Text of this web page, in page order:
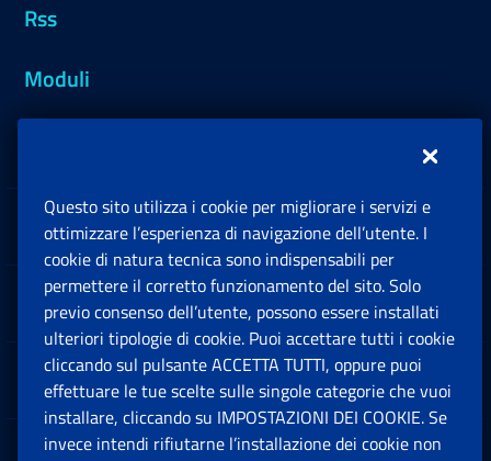
Rss
Moduli
Sedi e Contatti
Software
Note Legali
Questo sito utilizza i cookie per migliorare i servizi e
ottimizzare l’esperienza di navigazione dell’utente. I
cookie di natura tecnica sono indispensabili per
permettere il corretto funzionamento del sito. Solo
previo consenso dell’utente, possono essere installati
ulteriori tipologie di cookie. Puoi accettare tutti i cookie
cliccando sul pulsante ACCETTA TUTTI, oppure puoi
effettuare le tue scelte sulle singole categorie che vuoi
installare, cliccando su IMPOSTAZIONI DEI COOKIE. Se
invece intendi rifiutarne l’installazione dei cookie non